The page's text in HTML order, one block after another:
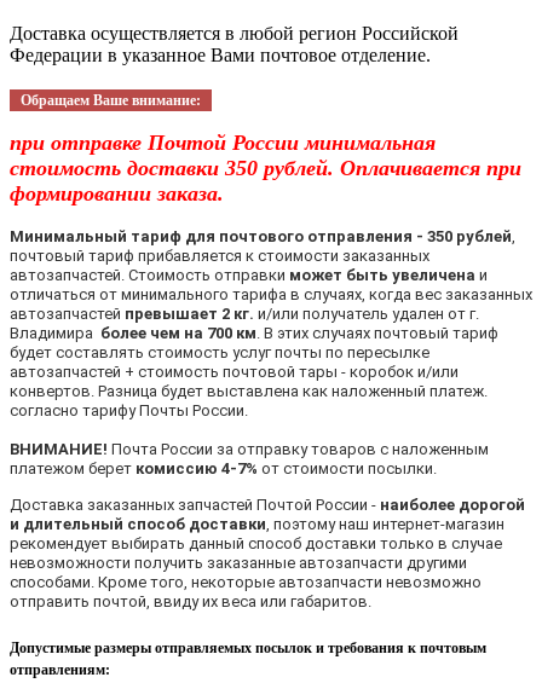
Доставка осуществляется в любой регион Российской
Федерации в указанное Вами почтовое отделение.
Обращаем Ваше внимание:
при отправке Почтой России минимальная
стоимость доставки 350 рублей. Оплачивается при
формировании заказа.
Минимальный тариф для почтового отправления - 350 рублей
почтовый тариф прибавляется к стоимости заказанных
автозапчастей. Стоимость отправки может быть увеличена и
отличаться от минимального тарифа в случаях, когда вес заказанных
автозапчастей превышает 2 кг. и/или получатель удален от г.
Владимира более чем на 700 км . В этих случаях почтовый тариф
будет составлять стоимость услуг почты по пересылке
автозапчастей + стоимость почтовой тары - коробок и/или
конвертов. Разница будет выставлена как наложенный платеж.
согласно тарифу Почты России.
ВНИМАНИЕ! Почта России за отправку товаров с наложенным
платежом берет комиссию 4-7% от стоимости посылки.
Доставка заказанных запчастей Почтой России - наиболее дорогой
и длительный способ доставки , поэтому наш интернет-магазин
рекомендует выбирать данный способ доставки только в случае
невозможности получить заказанные автозапчасти другими
способами. Кроме того, некоторые автозапчасти невозможно
отправить почтой, ввиду их веса или габаритов.
Допустимые размеры отправляемых посылок и требования к почтовым
отправлениям: